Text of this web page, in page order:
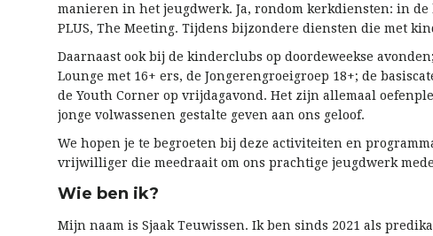
manieren in het jeugdwerk. Ja, rondom kerkdiensten: in
PLUS, The Meeting. Tijdens bijzondere diensten die met
Daarnaast ook bij de kinderclubs op doordeweekse
Lounge met 16+ ers, de Jongerengroeigroep 18+; de
de Youth Corner op vrijdagavond. Het zijn allemaal
jonge volwassenen gestalte geven aan ons geloof.
We hopen je te begroeten bij deze activiteiten en
vrijwilliger die meedraait om ons prachtige jeugdwerk
Wie ben ik?
Mijn naam is Sjaak Teuwissen. Ik ben sinds 2021 als